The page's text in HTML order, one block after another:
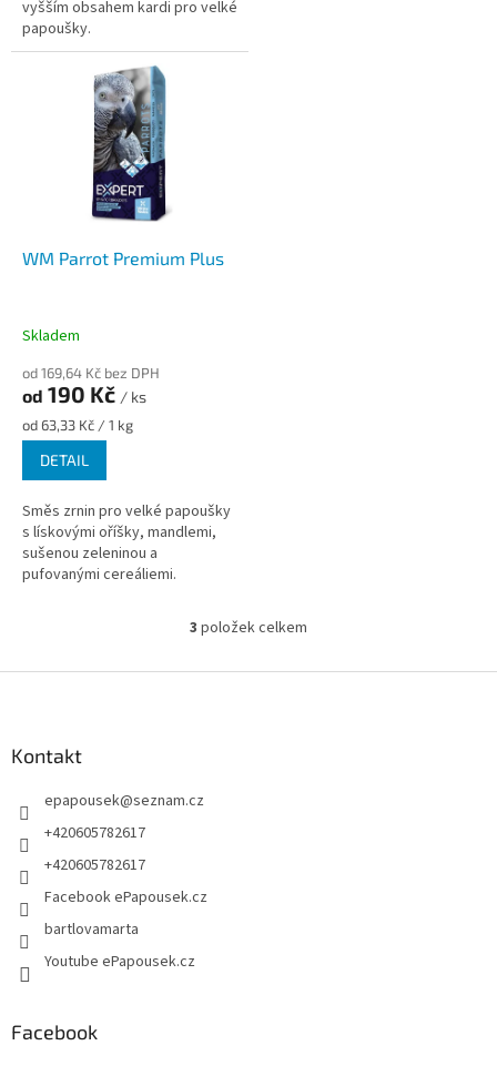
vyšším obsahem kardi pro velké
papoušky.
WM Parrot Premium Plus
Skladem
od 169,64 Kč bez DPH
od 190 Kč / ks
Měrná
cena:
od 63,33 Kč / 1 kg
DETAIL
Směs zrnin pro velké papoušky
s lískovými oříšky, mandlemi,
sušenou zeleninou a
pufovanými cereáliemi.
O
l
3 položek celkem
Kontakt
epapousek@seznam.cz
+420605782617
+420605782617
Facebook ePapousek.cz
bartlovamarta
Youtube ePapousek.cz
Facebook